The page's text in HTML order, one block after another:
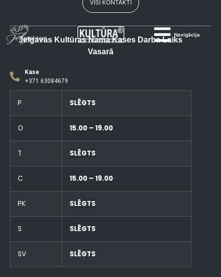
Navigācija
VISI KONTAKTI
Jelgavas Kultūras Nama Kases Darba Laiks
Vasarā
Kase
+371 63084679
P SLĒGTS
O 15.00 – 19.00
T SLĒGTS
C 15.00 – 19.00
PK SLĒGTS
S SLĒGTS
SV SLĒGTS